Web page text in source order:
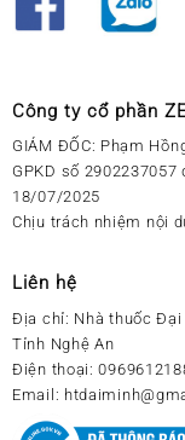
Công ty cổ phần
GIÁM ĐỐC: Phạm
GPKD số
18/07/2025
Chịu trách nhiệm nội
Liên hệ
Địa chỉ: Nhà thuốc Đại
Tỉnh Nghệ An
Điện thoại:
Email: